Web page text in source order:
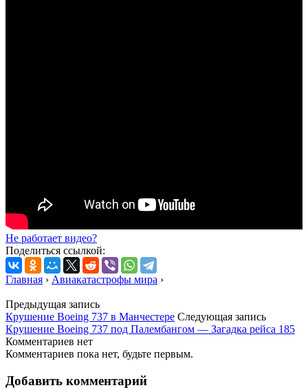
Не работает видео?
Поделиться ссылкой:
Главная › Авиакатастрофы мира ›
Предыдущая запись
Крушение Boeing 737 в Манчестере Следующая запись
Крушение Boeing 737 под Палембангом — Загадка рейса 185
Комментариев нет
Комментариев пока нет, будьте первым.
Добавить комментарий